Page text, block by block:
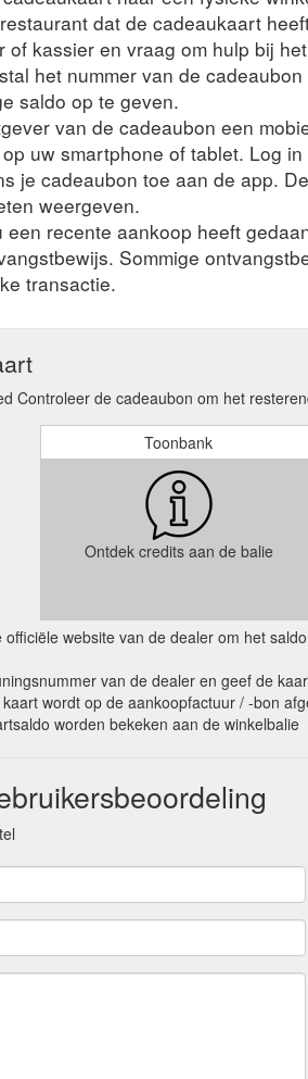
dat de cadeaukaart
of kassier en vraag om hulp bij
het nummer van de
saldo op te geven.
van de cadeaubon een
uw smartphone of tablet. Log
je cadeaubon toe aan de app.
weergeven.
recente aankoop heeft
Sommige
transactie.
Controleer de cadeaubon om het
Toonbank
Ontdek credits aan de balie
website van de dealer om het
van de dealer en geef de
wordt op de aankoopfactuur / -bon
worden bekeken aan de winkelbalie